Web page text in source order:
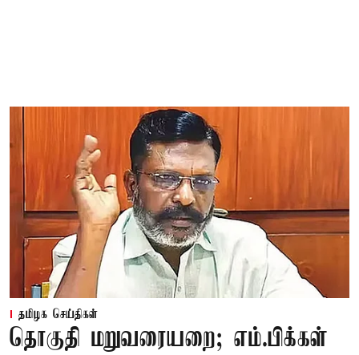
தமிழக செய்திகள்
தொகுதி மறுவரையறை; எம்.பிக்கள்